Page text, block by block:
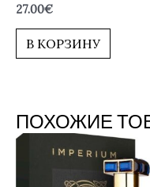
Оценка
0
из
27.00€
В КОРЗИНУ
ПОХОЖИЕ